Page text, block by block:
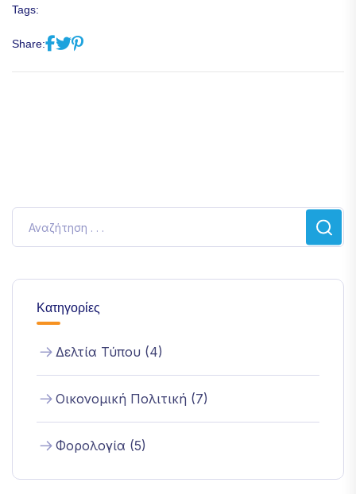
Tags:
Share:
Κατηγορίες
Δελτία Τύπου (4)
Οικονομική Πολιτική (7)
Φορολογία (5)